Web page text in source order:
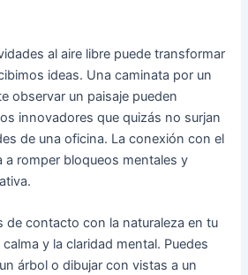
al aire libre puede transformar
ideas. Una caminata por un
observar un paisaje pueden
innovadores que quizás no surjan
de una oficina. La conexión con el
a romper bloqueos mentales y
de contacto con la naturaleza en tu
y la claridad mental. Puedes
árbol o dibujar con vistas a un